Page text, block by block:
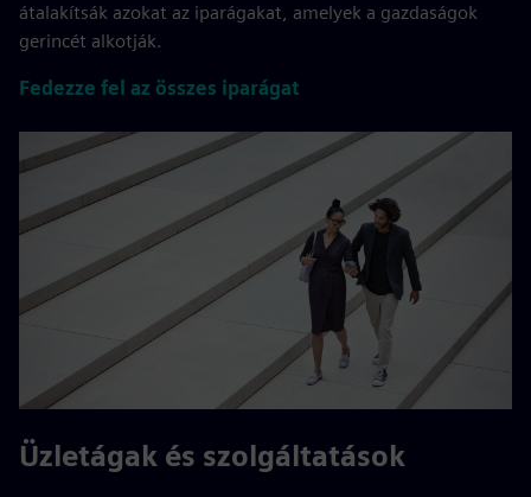
átalakítsák azokat az iparágakat, amelyek a gazdaságok
gerincét alkotják.
Fedezze fel az összes iparágat
Üzletágak és szolgáltatások